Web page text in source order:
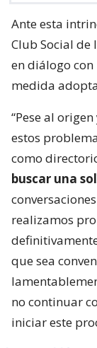
Ante esta
Club Social de
en diálogo con
medida
“Pese al
estos
como
buscar una
realizamos
que sea
no continuar
iniciar este